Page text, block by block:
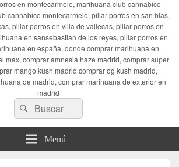
en montecarmelo, marihuana club cannabico
cannabico montecarmelo, pillar porros en san blas,
pillar porros en villa de vallecas, pillar porros en
en sansebastian de los reyes, pillar porros en
en españa, donde comprar marihuana en
max, comprar amnesia haze madrid, comprar super
mango kush madrid,comprar og kush madrid,
de madrid, comprar marihuana de exterior en
madrid
Buscar
por:
Buscar
Menú